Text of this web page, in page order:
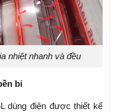
nhiệt nhanh và đều
bỉ
dùng điện được thiết kế